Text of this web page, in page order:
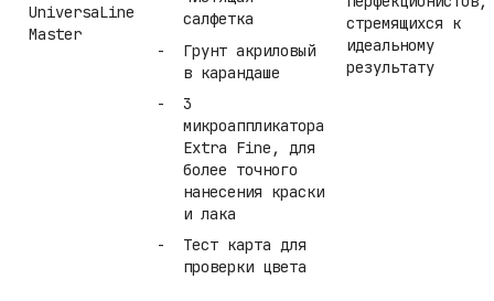
UniversaLine
Master
салфетка
Грунт акриловый
в карандаше
3
микроаппликатора
Extra Fine, для
более точного
нанесения краски
и лака
Тест карта для
проверки цвета
стремящихся к
идеальному
результату